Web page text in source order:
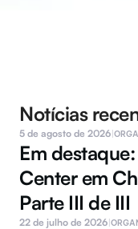
Notícias
5 de agosto de 2026|
Em
Center em
Parte III de III
22 de julho de 2026|